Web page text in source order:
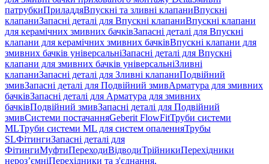
патрубкиПриладдяВпускні та зливні клапаниВпускні
клапаниЗапасні деталі для Впускні клапаниВпускні клапани
для керамічних змивних бачківЗапасні деталі для Впускні
клапани для керамічних змивних бачківВпускні клапани для
змивних бачків універсальніЗапасні деталі для Впускні
клапани для змивних бачків універсальніЗливні
клапаниЗапасні деталі для Зливні клапаниПодвійний
змивЗапасні деталі для Подвійний змивАрматура для змивних
бачкiвЗапасні деталі для Арматура для змивних
бачкiвПодвійний змивЗапасні деталі для Подвійний
змивСистеми постачанняGeberit FlowFitТруби системи
MLТруби системи ML для систем опаленняТрубы
SLФітингиЗапасні деталі для
ФітингиМуфтиПереходиВідводиТрійникиПерехідники
нероз’ємніПерехідники та з'єднання,